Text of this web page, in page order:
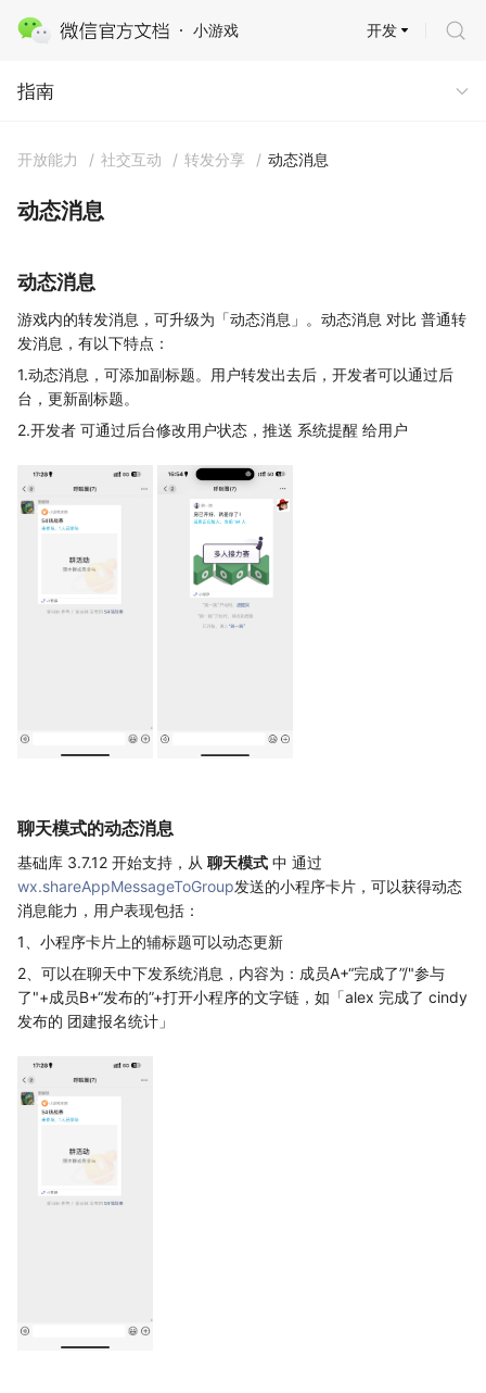
小游戏
指南
开发
指南
开放能力 / 社交互动 / 转发分享 / 动态消息
动态消息
动态消息
游戏内的转发消息，可升级为「动态消息」。动态消息 对比 普通转
发消息，有以下特点：
1.动态消息，可添加副标题。用户转发出去后，开发者可以通过后
台，更新副标题。
2.开发者 可通过后台修改用户状态，推送 系统提醒 给用户
聊天模式的动态消息
基础库 3.7.12 开始支持，从 聊天模式 中 通过
wx.shareAppMessageToGroup发送的小程序卡片，可以获得动态
消息能力，用户表现包括：
1、小程序卡片上的辅标题可以动态更新
2、可以在聊天中下发系统消息，内容为：成员A+“完成了”/"参与
了"+成员B+“发布的”+打开小程序的文字链，如「alex 完成了 cindy
发布的 团建报名统计」